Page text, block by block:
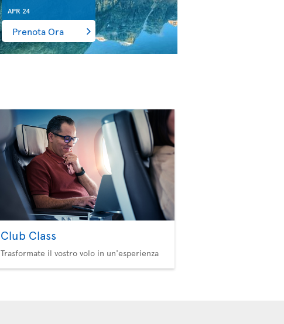
APR 24
Prenota Ora
Club Class
Trasformate il vostro volo in un'esperienza